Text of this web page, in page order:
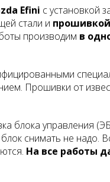
Efini с установкой
стали и
производим в
Прошивки от
блока управления
снимать не надо.
На все работы